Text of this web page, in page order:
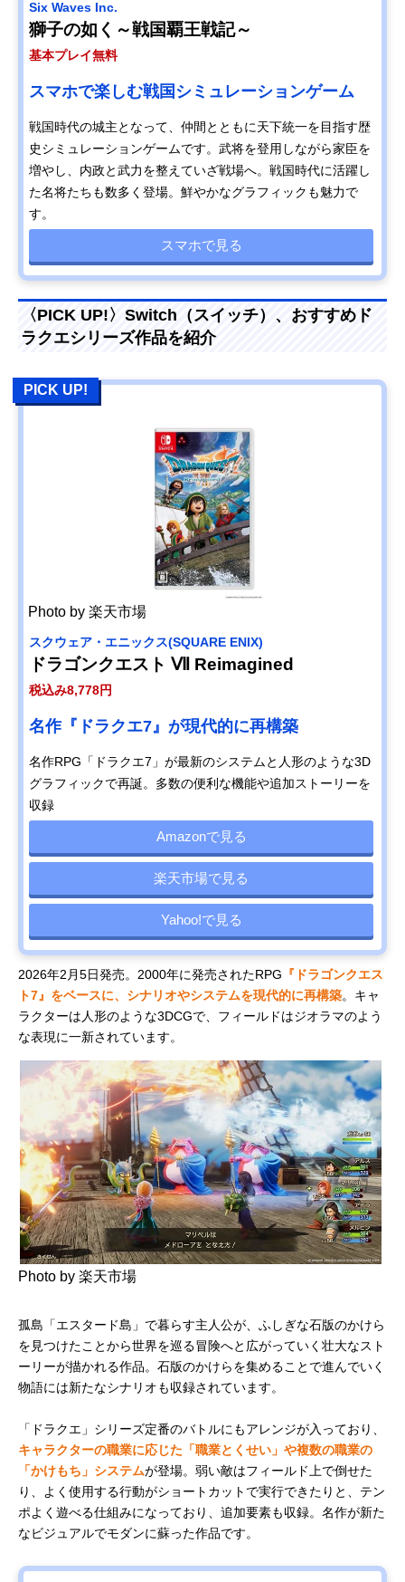
Six Waves Inc.
獅子の如く～戦国覇王戦記～
基本プレイ無料
スマホで楽しむ戦国シミュレーションゲーム
戦国時代の城主となって、仲間とともに天下統一を目指す歴
史シミュレーションゲームです。武将を登用しながら家臣を
増やし、内政と武力を整えていざ戦場へ。戦国時代に活躍し
た名将たちも数多く登場。鮮やかなグラフィックも魅力で
す。
スマホで見る
〈PICK UP!〉Switch（スイッチ）、おすすめド
ラクエシリーズ作品を紹介
PICK UP!
Photo by 楽天市場
スクウェア・エニックス(SQUARE ENIX)
ドラゴンクエスト Ⅶ Reimagined
税込み8,778円
名作『ドラクエ7』が現代的に再構築
名作RPG「ドラクエ7」が最新のシステムと人形のような3D
グラフィックで再誕。多数の便利な機能や追加ストーリーを
収録
Amazonで見る
楽天市場で見る
Yahoo!で見る
2026年2月5日発売。2000年に発売されたRPG 『ドラゴンクエス
ト7』をベースに、シナリオやシステムを現代的に再構築。キャ
ラクターは人形のような3DCGで、フィールドはジオラマのよう
な表現に一新されています。
Photo by 楽天市場
孤島「エスタード島」で暮らす主人公が、ふしぎな石版のかけら
を見つけたことから世界を巡る冒険へと広がっていく壮大なスト
ーリーが描かれる作品。石版のかけらを集めることで進んでいく
物語には新たなシナリオも収録されています。
「ドラクエ」シリーズ定番のバトルにもアレンジが入っており、
キャラクターの職業に応じた「職業とくせい」や複数の職業の
「かけもち」システムが登場。弱い敵はフィールド上で倒せた
り、よく使用する行動がショートカットで実行できたりと、テン
ポよく遊べる仕組みになっており、追加要素も収録。名作が新た
なビジュアルでモダンに蘇った作品です。